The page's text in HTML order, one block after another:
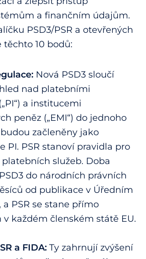
a finančním údajům.
PSD3/PSR a otevřených
10 bodů:
Nová PSD3 sloučí
nad platebními
a institucemi
peněz („EMI“) do jednoho
začleněny jako
PI. PSR stanoví pravidla pro
služeb. Doba
do národních právních
od publikace v Úředním
a PSR se stane přímo
každém členském státě EU.
a FIDA: Ty zahrnují zvýšení